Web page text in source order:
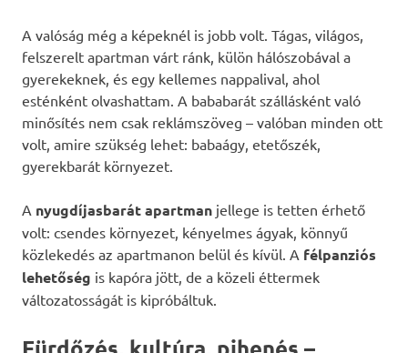
A valóság még a képeknél is jobb volt. Tágas, világos,
felszerelt apartman várt ránk, külön hálószobával a
gyerekeknek, és egy kellemes nappalival, ahol
esténként olvashattam. A bababarát szállásként való
minősítés nem csak reklámszöveg – valóban minden ott
volt, amire szükség lehet: babaágy, etetőszék,
gyerekbarát környezet.
A nyugdíjasbarát apartman jellege is tetten érhető
volt: csendes környezet, kényelmes ágyak, könnyű
közlekedés az apartmanon belül és kívül. A félpanziós
lehetőség is kapóra jött, de a közeli éttermek
változatosságát is kipróbáltuk.